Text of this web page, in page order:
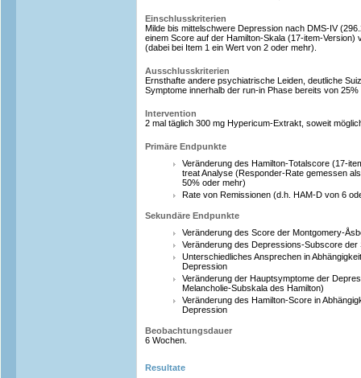
Einschlusskriterien
Milde bis mittelschwere Depression nach DMS-IV
einem Score auf der Hamilton-Skala (17-item-Version)
(dabei bei Item 1 ein Wert von 2 oder mehr).
Ausschlusskriterien
Ernsthafte andere psychiatrische Leiden, deutliche
Symptome innerhalb der run-in Phase bereits von
Intervention
2 mal täglich 300 mg Hypericum-Extrakt, soweit
Primäre Endpunkte
Veränderung des Hamilton-Totalscore (17-
treat Analyse (Responder-Rate gemessen
50% oder mehr)
Rate von Remissionen (d.h. HAM-D von 6
Sekundäre Endpunkte
Veränderung des Score der Montgomery-
Veränderung des Depressions-Subscore der
Unterschiedliches Ansprechen in
Depression
Veränderung der Hauptsymptome der
Melancholie-Subskala des Hamilton)
Veränderung des Hamilton-Score in
Depression
Beobachtungsdauer
6 Wochen.
Resultate